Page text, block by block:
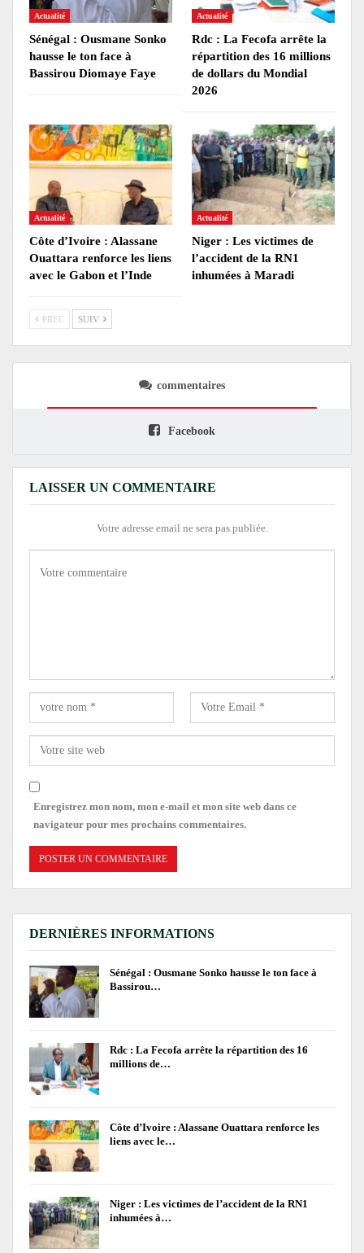
Actualité
Sénégal : Ousmane Sonko
hausse le ton face à
Bassirou Diomaye Faye
Actualité
Rdc : La Fecofa arrête la
répartition des 16 millions
de dollars du Mondial
2026
Actualité
Côte d’Ivoire : Alassane
Ouattara renforce les liens
avec le Gabon et l’Inde
Actualité
Niger : Les victimes de
l’accident de la RN1
inhumées à Maradi
PREC SUIV
commentaires
Facebook
LAISSER UN COMMENTAIRE
Votre adresse email ne sera pas publiée.
Enregistrez mon nom, mon e-mail et mon site web dans ce
navigateur pour mes prochains commentaires.
DERNIÈRES INFORMATIONS
Sénégal : Ousmane Sonko hausse le ton face à
Bassirou…
Rdc : La Fecofa arrête la répartition des 16
millions de…
Côte d’Ivoire : Alassane Ouattara renforce les
liens avec le…
Niger : Les victimes de l’accident de la RN1
inhumées à…